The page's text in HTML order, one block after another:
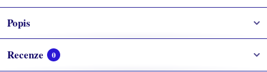
Popis
Recenze 0